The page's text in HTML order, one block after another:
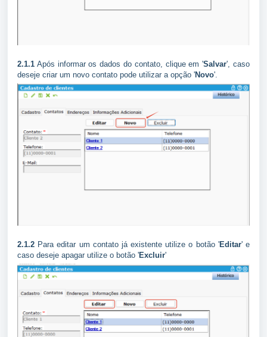
2.1.1 Após informar os dados do contato, clique em 'Salvar', caso
deseje criar um novo contato pode utilizar a opção 'Novo'.
2.1.2 Para editar um contato já existente utilize o botão 'Editar' e
caso deseje apagar utilize o botão 'Excluir'